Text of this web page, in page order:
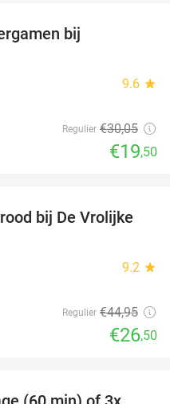
bij
9.6 star
Regulier €30,05
€19,50
41%
bij De Vrolijke
9.2 star
Regulier €44,95
€26,50